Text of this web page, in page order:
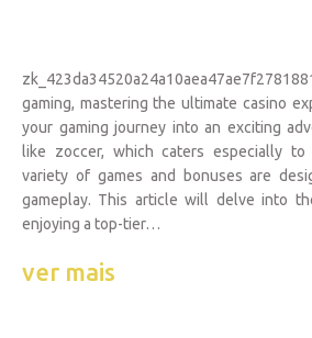
gaming, mastering the ultimate casino
your gaming journey into an exciting
like zoccer, which caters especially to
variety of games and bonuses are
gameplay. This article will delve into
enjoying a top-tier…
ver mais